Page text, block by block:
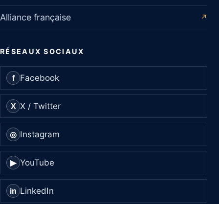
Alliance française ↗
RÉSEAUX SOCIAUX
f Facebook
X X / Twitter
◎ Instagram
▶ YouTube
in LinkedIn